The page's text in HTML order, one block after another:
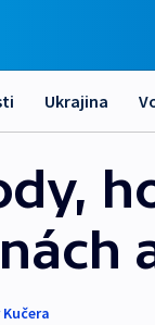
Ukrajina